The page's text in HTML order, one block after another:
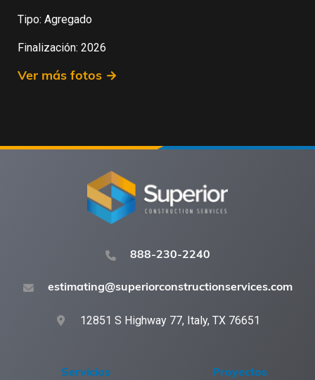
Tipo: Agregado
Finalización: 2026
Ver más fotos →
888-230-2240
estimating@superiorconstructionservices.com
12851 S Highway 77, Italy, TX 76651
Servicios Proyectos